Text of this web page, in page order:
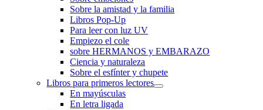
Sobre la amistad y la familia
Libros Pop-Up
Para leer con luz UV
Empiezo el cole
sobre HERMANOS y EMBARAZO
Ciencia y naturaleza
Sobre el esfínter y chupete
Libros para primeros lectores
En mayúsculas
En letra ligada